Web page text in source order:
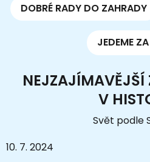
DOBRÉ RADY DO ZAHRADY
JEDEME
NEJZAJÍMAVĚJŠÍ
V
Svět podle
10. 7. 2024